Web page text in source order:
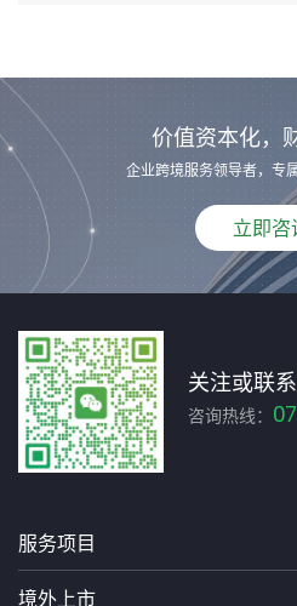
价值资本化，
企业跨境服务领导者，专
立即咨
关注或联
咨询热线：
服务项目
境外上市